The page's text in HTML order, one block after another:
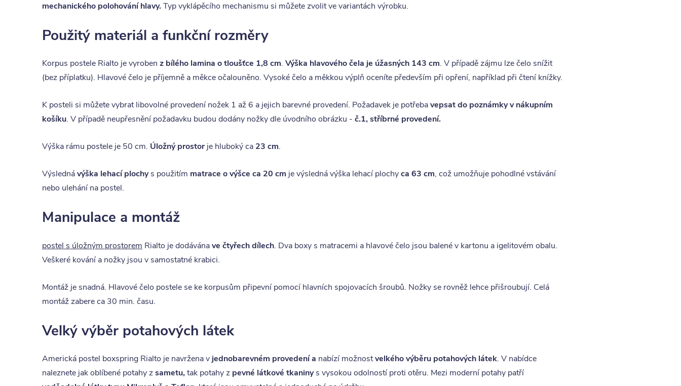
mechanického polohování hlavy.Typ vyklápěcího mechanismu si můžete zvolit ve variantách výrobku.
Použitý materiál a funkční rozměry
Korpus postele Rialto je vyroben z bílého lamina o tloušťce 1,8 cm. Výška hlavového čela je úžasných 143 cm. V případě zájmu lze čelo snížit
(bez příplatku). Hlavové čelo je příjemně a měkce očalouněno. Vysoké čelo a měkkou výplň oceníte především při opření, například při čtení knížky.
K posteli si můžete vybrat libovolné provedení nožek 1 až 6 a jejich barevné provedení. Požadavek je potřebavepsat do poznámky v nákupním
košíku. V případě neupřesnění požadavku budou dodány nožky dle úvodního obrázku - č.1, stříbrné provedení.
Výška rámu postele je 50 cm. Úložný prostorje hluboký ca 23 cm.
Výslednávýška lehací plochys použitím matrace o výšce ca 20 cm je výsledná výška lehací plochyca 63 cm, což umožňuje pohodlné vstávání
nebo ulehání na postel.
Manipulace a montáž
postel s úložným prostorem Rialto je dodávánave čtyřech dílech. Dva boxy s matracemi a hlavové čelo jsou balené v kartonu a igelitovém obalu.
Veškeré kování a nožky jsou v samostatné krabici.
Montáž je snadná. Hlavové čelo postele se ke korpusům připevní pomocí hlavních spojovacích šroubů. Nožky se rovněž lehce přišroubují. Celá
montáž zabere ca 30 min. času.
Velký výběr potahových látek
Americká postel boxspring Rialto je navržena v jednobarevném provedení a nabízí možnostvelkého výběru potahových látek. V nabídce
naleznete jak oblíbené potahy zsametu,tak potahy z pevné látkové tkaninys vysokou odolností proti otěru. Mezi moderní potahy patří